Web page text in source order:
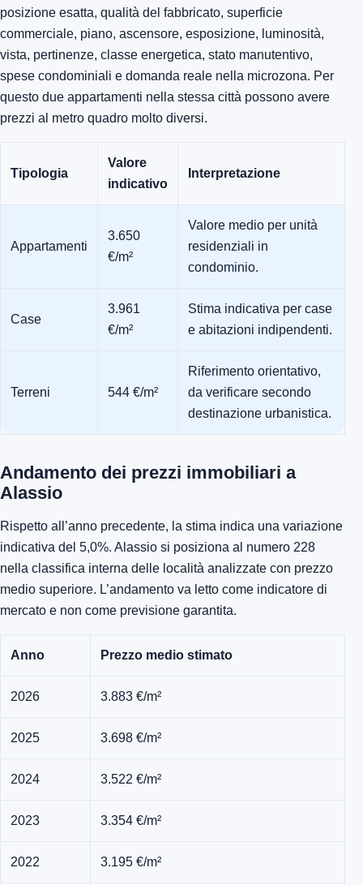
posizione esatta, qualità del fabbricato, superficie
commerciale, piano, ascensore, esposizione, luminosità,
vista, pertinenze, classe energetica, stato manutentivo,
spese condominiali e domanda reale nella microzona. Per
questo due appartamenti nella stessa città possono avere
prezzi al metro quadro molto diversi.
Tipologia
Valore
indicativo
Interpretazione
Appartamenti
3.650
€/m²
Valore medio per unità
residenziali in
condominio.
Case
3.961
€/m²
Stima indicativa per case
e abitazioni indipendenti.
Terreni 544 €/m²
Riferimento orientativo,
da verificare secondo
destinazione urbanistica.
Andamento dei prezzi immobiliari a
Alassio
Rispetto all’anno precedente, la stima indica una variazione
indicativa del 5,0%. Alassio si posiziona al numero 228
nella classifica interna delle località analizzate con prezzo
medio superiore. L’andamento va letto come indicatore di
mercato e non come previsione garantita.
Anno Prezzo medio stimato
2026 3.883 €/m²
2025 3.698 €/m²
2024 3.522 €/m²
2023 3.354 €/m²
2022 3.195 €/m²